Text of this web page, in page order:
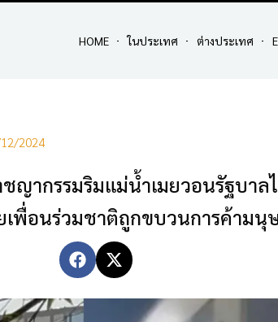
HOME ในประเทศ ต่างประเทศ
2024
ญากรรมริมแม่น้ำเมยวอนรัฐบา
เพื่อนร่วมชาติถูกขบวนการค้าม